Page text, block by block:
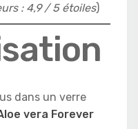
: 4,9 / 5 étoiles)
dans un verre
vera Forever